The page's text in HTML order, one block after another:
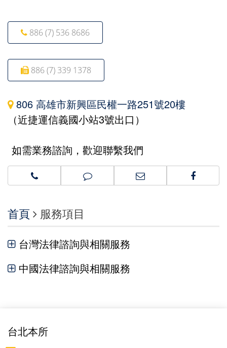
886 (7) 536 8686
886 (7) 339 1378
806 高雄市新興區民權一路251號20樓
（近捷運信義國小站3號出口）
如需業務諮詢，歡迎聯繫我們
首頁 服務項目
台灣法律諮詢與相關服務
中國法律諮詢與相關服務
台北本所